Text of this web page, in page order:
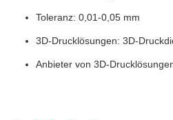
Toleranz: 0,01-0,05 mm
3D-Drucklösungen: 3D-
Anbieter von 3D-